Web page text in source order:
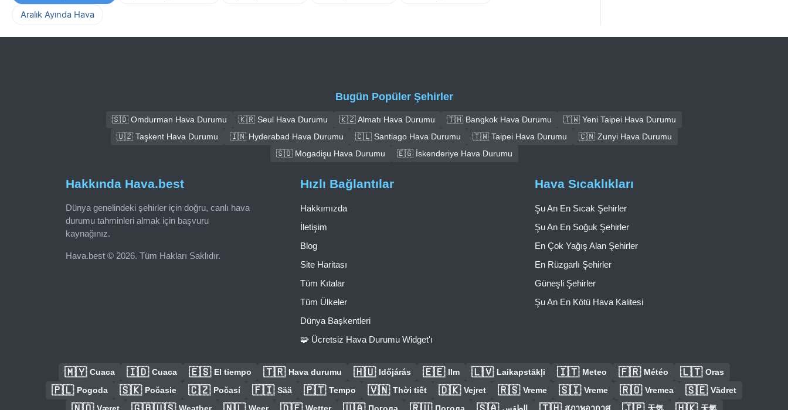
Aralık Ayında Hava
Bugün Popüler Şehirler
🇸🇩 Omdurman Hava Durumu 🇰🇷 Seul Hava Durumu 🇰🇿 Almatı Hava Durumu 🇹🇭 Bangkok Hava Durumu
🇹🇼 Yeni Taipei Hava Durumu
🇺🇿 Taşkent Hava Durumu
🇮🇳 Hyderabad Hava Durumu 🇨🇱 Santiago Hava Durumu 🇹🇼 Taipei Hava Durumu
🇨🇳 Zunyi Hava Durumu
🇸🇴 Mogadişu Hava Durumu
🇪🇬 İskenderiye Hava Durumu
Hakkında Hava.best
Dünya genelindeki şehirler için doğru, canlı hava
durumu tahminleri almak için başvuru
kaynağınız.
Hava.best © 2026. Tüm Hakları Saklıdır.
Hızlı Bağlantılar
Hakkımızda
İletişim
Blog
Site Haritası
Tüm Kıtalar
Tüm Ülkeler
Dünya Başkentleri
🧩 Ücretsiz Hava Durumu Widget'ı
Hava Sıcaklıkları
Şu An En Sıcak Şehirler
Şu An En Soğuk Şehirler
En Çok Yağış Alan Şehirler
En Rüzgarlı Şehirler
Güneşli Şehirler
Şu An En Kötü Hava Kalitesi
🇲🇾 Cuaca 🇮🇩 Cuaca 🇪🇸 El tiempo 🇹🇷 Hava durumu 🇭🇺 Időjárás 🇪🇪 Ilm 🇱🇻 Laikapstākļi 🇮🇹 Meteo 🇫🇷 Météo 🇱🇹 Oras
🇵🇱 Pogoda 🇸🇰 Počasie 🇨🇿 Počasí 🇫🇮 Sää 🇵🇹 Tempo 🇻🇳 Thời tiết 🇩🇰 Vejret 🇷🇸 Vreme 🇸🇮 Vreme 🇷🇴 Vremea 🇸🇪 Vädret